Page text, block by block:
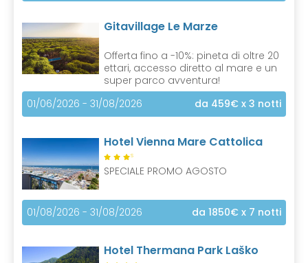
Gitavillage Le Marze
Offerta fino a -10%: pineta di oltre 20
ettari, accesso diretto al mare e un
super parco avventura!
01/06/2026 - 31/08/2026
da 459€ x 3 notti
Hotel Vienna Mare Cattolica
S
SPECIALE PROMO AGOSTO
01/08/2026 - 31/08/2026 da 1850€ x 7 notti
Hotel Thermana Park Laško